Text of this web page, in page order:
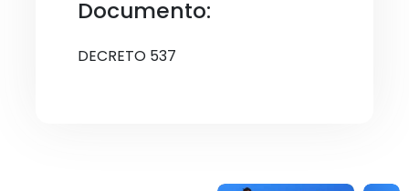
Documento:
DECRETO 537